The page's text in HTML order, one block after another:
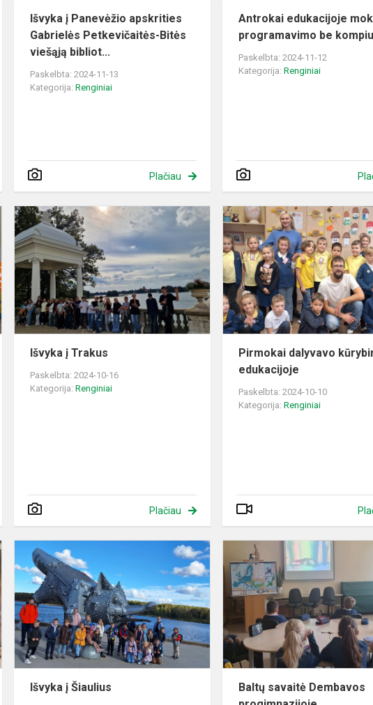
Išvyka į Panevėžio apskrities
Gabrielės Petkevičaitės-Bitės
viešąją bibliot...
Paskelbta: 2024-11-13
Kategorija:Renginiai
Plačiau
Antrokai edukacijoje
programavimo be
Paskelbta: 2024-11-12
Kategorija:Renginiai
Spalio
mėnuo „Jaunėlių"
grupėje
Išvyka
Trakus
Išvyka į Trakus
Paskelbta: 2024-10-16
Kategorija:Renginiai
Plačiau
Pirmokai dalyvavo
edukacijoje
Paskelbta: 2024-10-10
Kategorija:Renginiai
Antrokų
STEAM
veikla
Išvyka
į
Šiaulius
Išvyka į Šiaulius
Baltų savaitė Dembavos